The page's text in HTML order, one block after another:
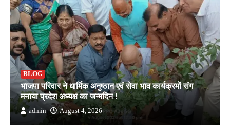
BLOG
भाजपा परिवार ने धार्मिक अनुष्ठान एवं सेवा भाव कार्यक्रमों संग
मनाया प्रदेश अध्यक्ष का जन्मदिन !
admin August 4, 2026